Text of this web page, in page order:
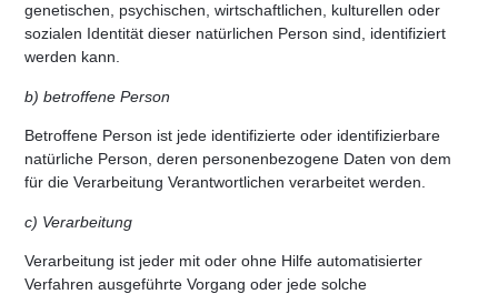
genetischen, psychischen, wirtschaftlichen, kulturellen oder
sozialen Identität dieser natürlichen Person sind, identifiziert
werden kann.
b) betroffene Person
Betroffene Person ist jede identifizierte oder identifizierbare
natürliche Person, deren personenbezogene Daten von dem
für die Verarbeitung Verantwortlichen verarbeitet werden.
c) Verarbeitung
Verarbeitung ist jeder mit oder ohne Hilfe automatisierter
Verfahren ausgeführte Vorgang oder jede solche